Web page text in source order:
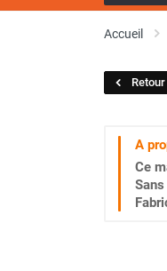
Accueil
A
Ce